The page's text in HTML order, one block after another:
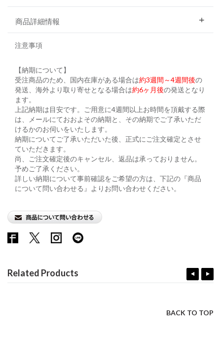
商品詳細情報
注意事項
【納期について】
受注商品のため、国内在庫がある場合は約3週間～4週間後の
発送、海外より取り寄せとなる場合は約6ヶ月後の発送となり
ます。
上記納期は目安です。ご用意に4週間以上お時間を頂戴する際
は、メールにておおよその納期と、その納期でご了承いただ
けるかのお伺いをいたします。
納期についてご了承いただいた後、正式にご注文確定とさせ
ていただきます。
尚、ご注文確定後のキャンセル、返品は承っておりません。
予めご了承ください。
詳しい納期について事前確認をご希望の方は、下記の『商品
について問い合わせる』よりお問い合わせください。
Related Products
BACK TO TOP